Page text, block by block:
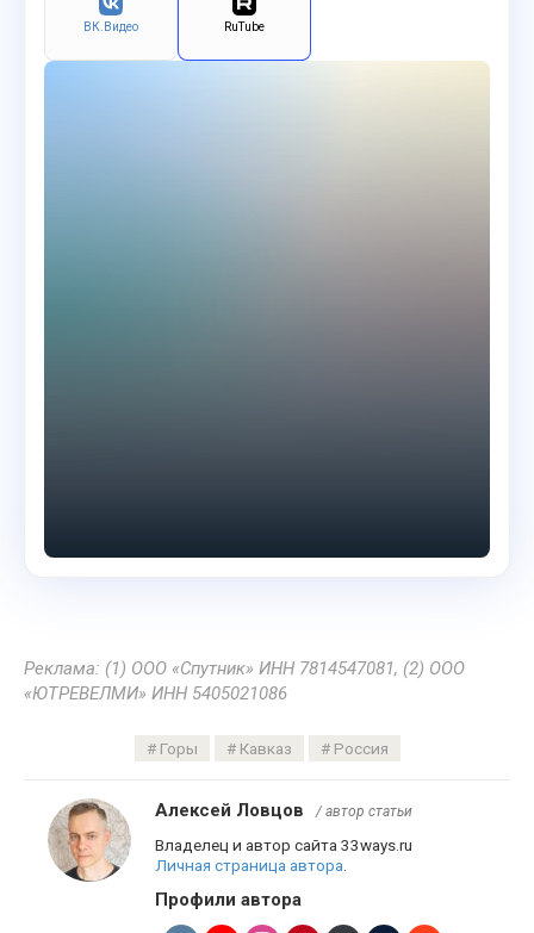
ВК.Видео RuTube
Реклама: (1) ООО «Спутник» ИНН 7814547081, (2) ООО
«ЮТРЕВЕЛМИ» ИНН 5405021086
Горы Кавказ Россия
Алексей Ловцов / автор статьи
Владелец и автор сайта 33ways.ru
Личная страница автора
Профили автора